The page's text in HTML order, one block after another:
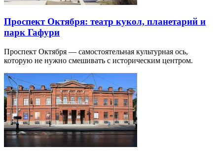
Проспект Октября: театр кукол, планетарий и
парк Гафури
Проспект Октября — самостоятельная культурная ось,
которую не нужно смешивать с историческим центром.